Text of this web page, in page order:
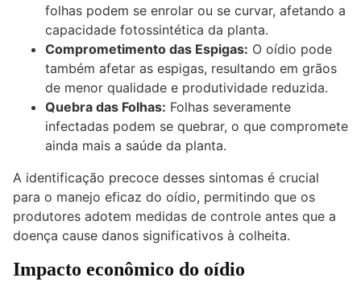
folhas podem se enrolar ou se curvar, afetando a
capacidade fotossintética da planta.
Comprometimento das Espigas: O oídio pode
também afetar as espigas, resultando em grãos
de menor qualidade e produtividade reduzida.
Quebra das Folhas: Folhas severamente
infectadas podem se quebrar, o que compromete
ainda mais a saúde da planta.
A identificação precoce desses sintomas é crucial
para o manejo eficaz do oídio, permitindo que os
produtores adotem medidas de controle antes que a
doença cause danos significativos à colheita.
Impacto econômico do oídio